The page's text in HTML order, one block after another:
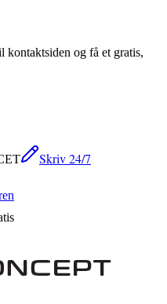
og få et gratis,
Skriv 24/7